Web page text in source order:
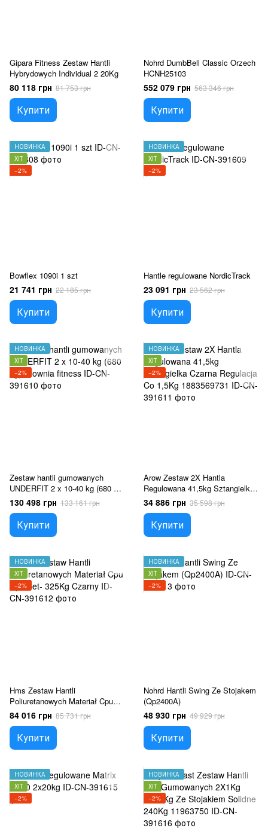
Gipara Fitness Zestaw Hantli
Hybrydowych Individual 2 20Kg
80 118 грн 81 753 грн
Купити
Nohrd DumbBell Classic Orzech
HCNH25103
552 079 грн 563 346 грн
Купити
НОВИНКА
ХІТ
−2%
Bowflex 1090i 1 szt
21 741 грн 22 185 грн
Купити
НОВИНКА
ХІТ
−2%
Hantle regulowane NordicTrack
23 091 грн 23 562 грн
Купити
НОВИНКА
ХІТ
−2%
Zestaw hantli gumowanych
UNDERFIT 2 x 10-40 kg (680 kg)
siłownia fitness
130 498 грн 133 161 грн
Купити
НОВИНКА
ХІТ
−2%
Arow Zestaw 2X Hantla
Regulowana 41,5kg Sztangielka
Czarna Regulacja Co 1,5Kg
1883569731
34 886 грн 35 598 грн
Купити
НОВИНКА
ХІТ
−2%
Hms Zestaw Hantli
Poliuretanowych Materiał Cpu
Hpc Set- 325Kg Czarny
84 016 грн 85 731 грн
Купити
НОВИНКА
ХІТ
−2%
Nohrd Hantli Swing Ze Stojakem
(Qp2400A)
48 930 грн 49 929 грн
Купити
НОВИНКА
ХІТ
−2%
НОВИНКА
ХІТ
−2%